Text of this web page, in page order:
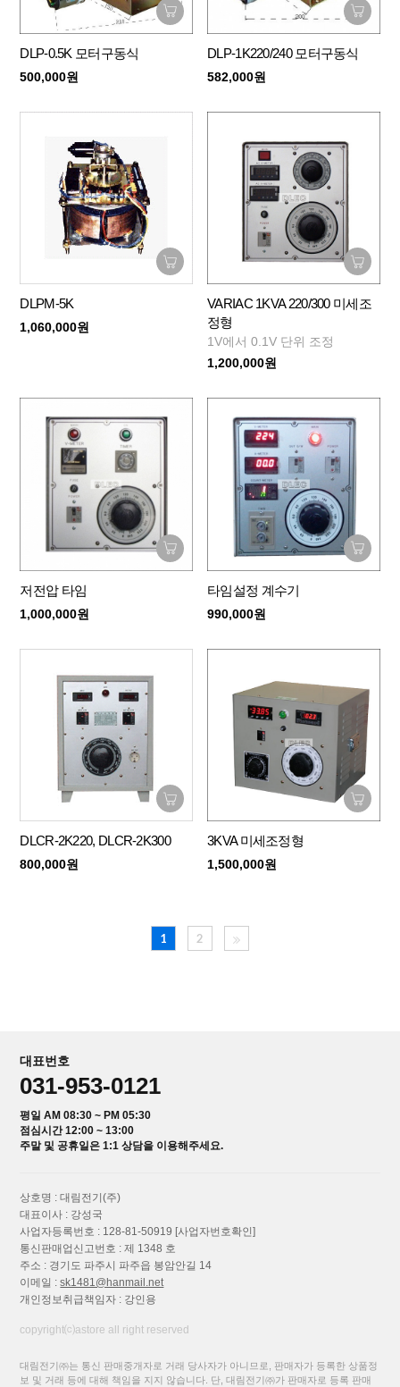
DLP-0.5K 모터구동식
500,000원
DLP-1K220/240 모터구동식
582,000원
DLPM-5K
1,060,000원
VARIAC 1KVA 220/300 미세조
정형
1V에서 0.1V 단위 조정
1,200,000원
저전압 타임
1,000,000원
타임설정 계수기
990,000원
DLCR-2K220, DLCR-2K300
800,000원
3KVA 미세조정형
1,500,000원
1 2
대표번호
031-953-0121
평일 AM 08:30 ~ PM 05:30
점심시간 12:00 ~ 13:00
주말 및 공휴일은 1:1 상담을 이용해주세요.
상호명 : 대림전기(주)
대표이사 : 강성국
사업자등록번호 : 128-81-50919 [사업자번호확인]
통신판매업신고번호 : 제 1348 호
주소 : 경기도 파주시 파주읍 봉암안길 14
이메일 :sk1481@hanmail.net
개인정보취급책임자 : 강인용
copyright⒞astore all right reserved
대림전기㈜는 통신 판매중개자로 거래 당사자가 아니므로, 판매자가 등록한 상품정
보 및 거래 등에 대해 책임을 지지 않습니다. 단, 대림전기㈜가 판매자로 등록 판매